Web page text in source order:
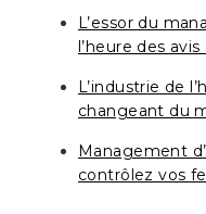
L’essor du
l’heure des
L’industrie de
changeant du
Management
contrôlez vos